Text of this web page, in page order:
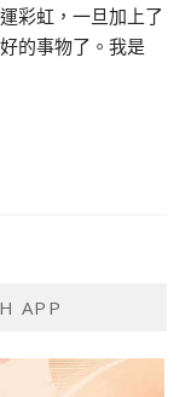
彩虹，一旦加上了
的事物了。我是
APP